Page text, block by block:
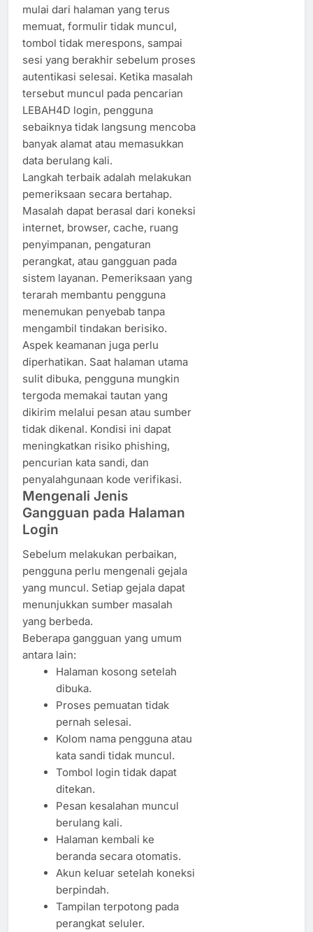
mulai dari halaman yang terus
memuat, formulir tidak muncul,
tombol tidak merespons, sampai
sesi yang berakhir sebelum proses
autentikasi selesai. Ketika masalah
tersebut muncul pada pencarian
LEBAH4D login, pengguna
sebaiknya tidak langsung mencoba
banyak alamat atau memasukkan
data berulang kali.
Langkah terbaik adalah melakukan
pemeriksaan secara bertahap.
Masalah dapat berasal dari koneksi
internet, browser, cache, ruang
penyimpanan, pengaturan
perangkat, atau gangguan pada
sistem layanan. Pemeriksaan yang
terarah membantu pengguna
menemukan penyebab tanpa
mengambil tindakan berisiko.
Aspek keamanan juga perlu
diperhatikan. Saat halaman utama
sulit dibuka, pengguna mungkin
tergoda memakai tautan yang
dikirim melalui pesan atau sumber
tidak dikenal. Kondisi ini dapat
meningkatkan risiko phishing,
pencurian kata sandi, dan
penyalahgunaan kode verifikasi.
Mengenali Jenis
Gangguan pada Halaman
Login
Sebelum melakukan perbaikan,
pengguna perlu mengenali gejala
yang muncul. Setiap gejala dapat
menunjukkan sumber masalah
yang berbeda.
Beberapa gangguan yang umum
antara lain:
Halaman kosong setelah
dibuka.
Proses pemuatan tidak
pernah selesai.
Kolom nama pengguna atau
kata sandi tidak muncul.
Tombol login tidak dapat
ditekan.
Pesan kesalahan muncul
berulang kali.
Halaman kembali ke
beranda secara otomatis.
Akun keluar setelah koneksi
berpindah.
Tampilan terpotong pada
perangkat seluler.